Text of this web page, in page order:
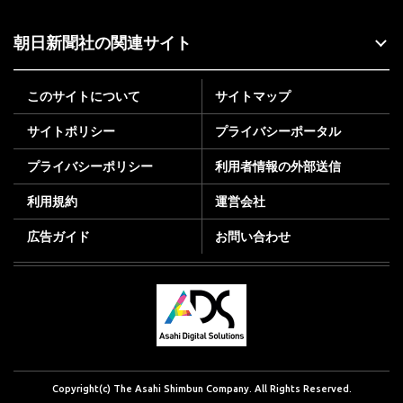
朝日新聞社の関連サイト
このサイトについて サイトマップ
サイトポリシー プライバシーポータル
プライバシーポリシー 利用者情報の外部送信
利用規約 運営会社
広告ガイド お問い合わせ
Copyright(c) The Asahi Shimbun Company. All Rights Reserved.